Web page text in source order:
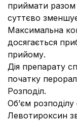
приймати
суттєво
Максимальна
досягається
прийому.
Дія препарату
початку
Розподіл.
Об’єм
Левотироксин